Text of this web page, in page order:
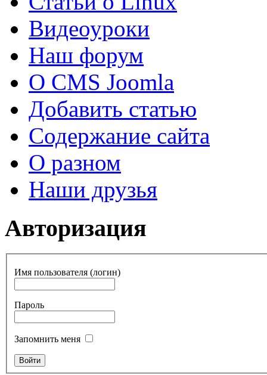
Видеоуроки
Наш форум
О CMS Joomla
Добавить статью
Содержание сайта
О разном
Наши друзья
Авторизация
Имя пользователя (логин)
Пароль
Запомнить меня